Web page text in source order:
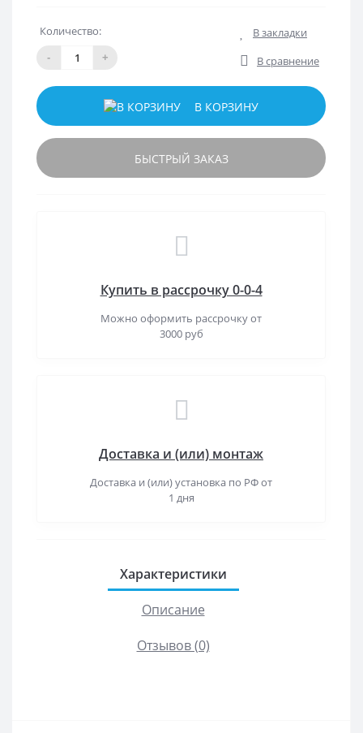
Количество:
- +
В закладки
В сравнение
В КОРЗИНУ
БЫСТРЫЙ ЗАКАЗ
Купить в рассрочку 0-0-4
Можно оформить рассрочку от
3000 руб
Доставка и (или) монтаж
Доставка и (или) установка по РФ от
1 дня
Характеристики
Описание
Отзывов (0)